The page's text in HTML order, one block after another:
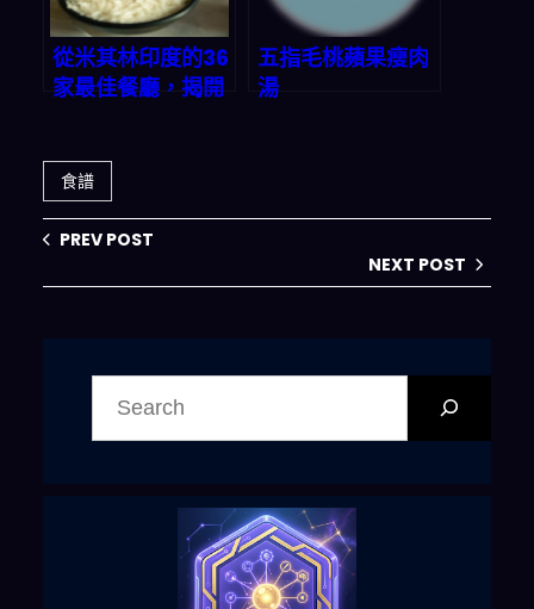
從米其林印度的36
家最佳餐廳，揭開
案
五指毛桃蘋果瘦肉
湯
食譜
PREV POST
NEXT POST